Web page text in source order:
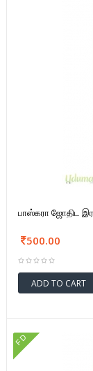
பாஸ்கரா ஜோதிட
500.00
ADD TO CART
FD